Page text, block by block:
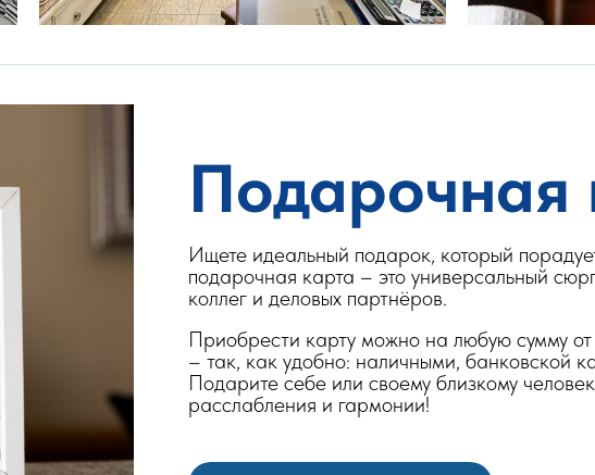
Подарочная
Ищете идеальный подарок, который
подарочная карта – это универсальный
коллег и деловых партнёров.
Приобрести карту можно на любую сумму
– так, как удобно: наличными, банковской
Подарите себе или своему близкому
расслабления и гармонии!